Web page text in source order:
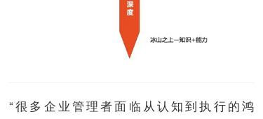
“很多企业管理者面临从认知到执行的鸿